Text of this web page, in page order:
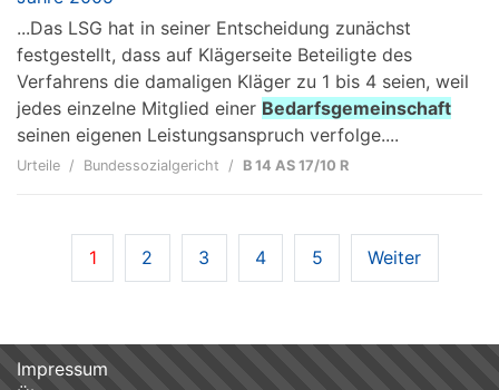
...Das LSG hat in seiner Entscheidung zunächst
festgestellt, dass auf Klägerseite Beteiligte des
Verfahrens die damaligen Kläger zu 1 bis 4 seien, weil
jedes einzelne Mitglied einer Bedarfsgemeinschaft
seinen eigenen Leistungsanspruch verfolge....
Urteile Bundessozialgericht B 14 AS 17/10 R
1 2 3 4 5 Weiter
Impressum